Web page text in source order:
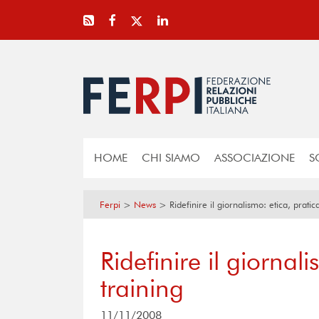
HOME CHI SIAMO ASSOCIAZIONE
Ferpi > News > Ridefinire il giornalismo: etica,
Ridefinire il
training
11/11/2008